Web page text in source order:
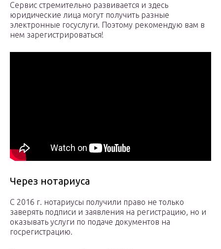
Сервис стремительно развивается и здесь
юридические лица могут получить разные
электронные госуслуги. Поэтому рекомендую вам в
нем зарегистрироваться!
Через нотариуса
С 2016 г. нотариусы получили право не только
заверять подписи и заявления на регистрацию, но и
оказывать услуги по подаче документов на
госрегистрацию.